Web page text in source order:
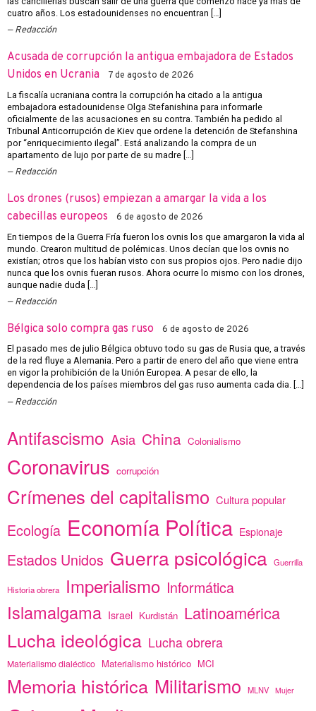
cuatro años. Los estadounidenses no encuentran […]
Redacción
Acusada de corrupción la antigua embajadora de Estados
Unidos en Ucrania
7 de agosto de 2026
La fiscalía ucraniana contra la corrupción ha citado a la antigua
embajadora estadounidense Olga Stefanishina para informarle
oficialmente de las acusaciones en su contra. También ha pedido al
Tribunal Anticorrupción de Kiev que ordene la detención de Stefanshina
por “enriquecimiento ilegal”. Está analizando la compra de un
apartamento de lujo por parte de su madre […]
Redacción
Los drones (rusos) empiezan a amargar la vida a los
cabecillas europeos
6 de agosto de 2026
En tiempos de la Guerra Fría fueron los ovnis los que amargaron la vida al
mundo. Crearon multitud de polémicas. Unos decían que los ovnis no
existían; otros que los habían visto con sus propios ojos. Pero nadie dijo
nunca que los ovnis fueran rusos. Ahora ocurre lo mismo con los drones,
aunque nadie duda […]
Redacción
Bélgica solo compra gas ruso 6 de agosto de 2026
El pasado mes de julio Bélgica obtuvo todo su gas de Rusia que, a través
de la red fluye a Alemania. Pero a partir de enero del año que viene entra
en vigor la prohibición de la Unión Europea. A pesar de ello, la
dependencia de los países miembros del gas ruso aumenta cada dia. […]
Redacción
Antifascismo Asia China Colonialismo
Coronavirus corrupción
Crímenes del capitalismo Cultura popular
Ecología Economía Política Espionaje
Estados Unidos Guerra psicológica Guerrilla
Historia obrera Imperialismo Informática
Islamalgama Israel Kurdistán Latinoamérica
Lucha ideológica Lucha obrera
Materialismo dialéctico Materialismo histórico MCI
Memoria histórica Militarismo MLNV Mujer